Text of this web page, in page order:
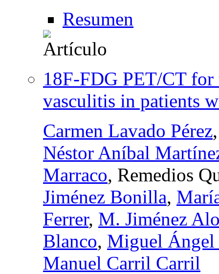
Resumen
18F-FDG PET/CT for
vasculitis in patients
Carmen Lavado Pérez
Néstor Aníbal
Marraco, Remedios
Jiménez Bonilla,
Ferrer, M. Jiménez
Blanco, Miguel Ángel
Manuel Carril Carril